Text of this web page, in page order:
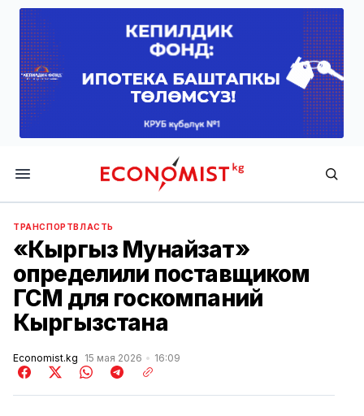
Economist.kg
ТРАНСПОРТВЛАСТЬ
«Кыргыз Мунайзат»
определили поставщиком
ГСМ для госкомпаний
Кыргызстана
Economist.kg 15 мая 2026 16:09